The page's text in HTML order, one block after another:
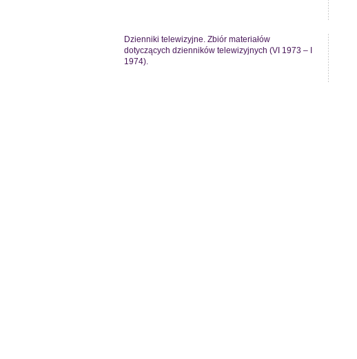
Dzienniki telewizyjne. Zbiór materiałów
dotyczących dzienników telewizyjnych (VI 1973 – I
1974).